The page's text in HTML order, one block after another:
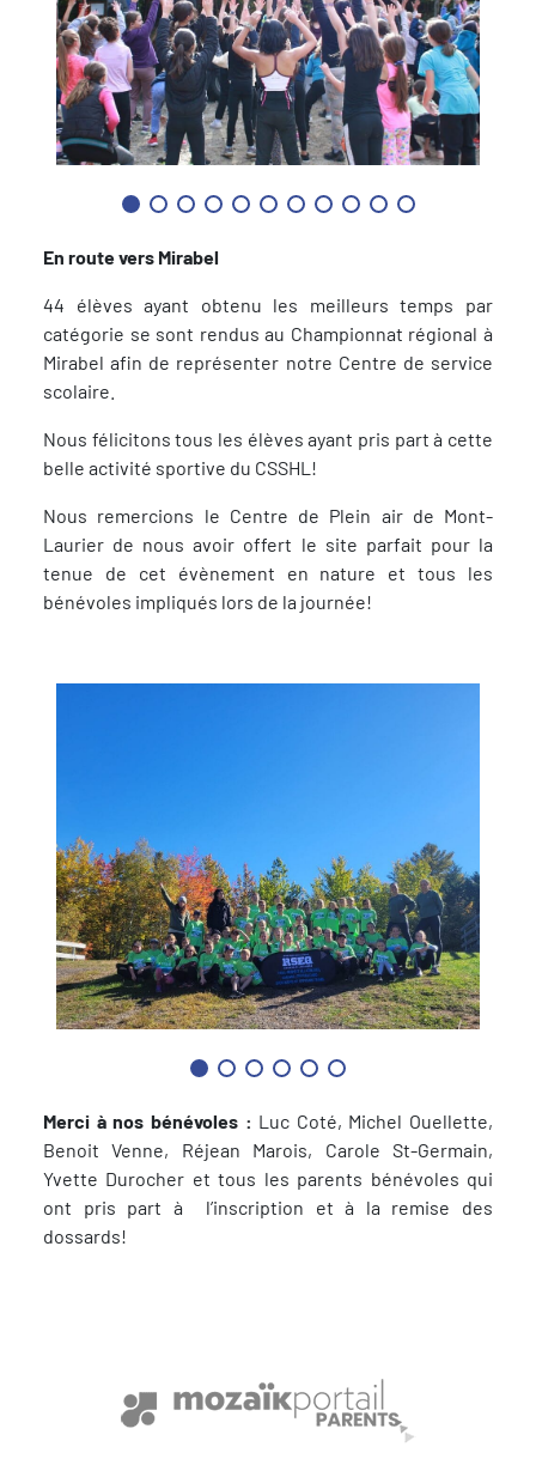
En route vers Mirabel
44 élèves ayant obtenu les meilleurs temps par
catégorie se sont rendus au Championnat régional à
Mirabel afin de représenter notre Centre de service
scolaire.
Nous félicitons tous les élèves ayant pris part à cette
belle activité sportive du CSSHL!
Nous remercions le Centre de Plein air de Mont-
Laurier de nous avoir offert le site parfait pour la
tenue de cet évènement en nature et tous les
bénévoles impliqués lors de la journée!
Merci à nos bénévoles : Luc Coté, Michel Ouellette,
Benoit Venne, Réjean Marois, Carole St-Germain,
Yvette Durocher et tous les parents bénévoles qui
ont pris part à l’inscription et à la remise des
dossards!